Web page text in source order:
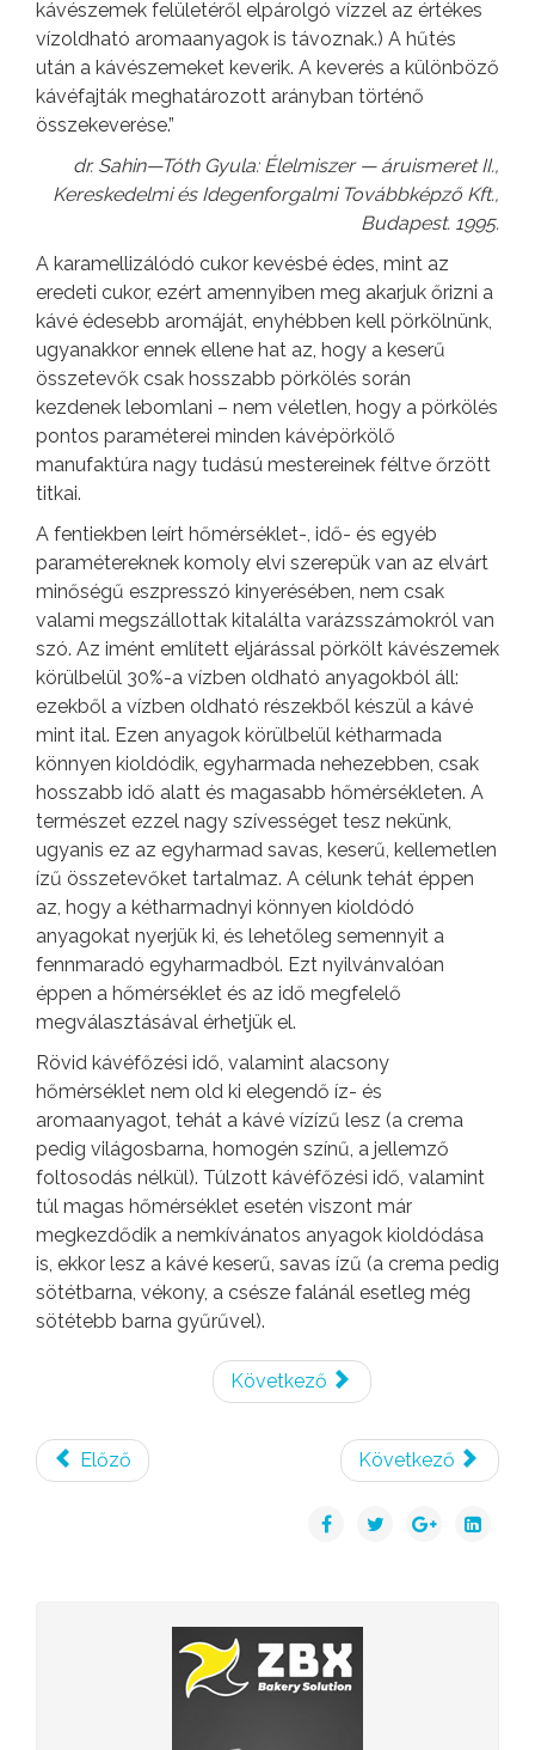
kávészemek felületéről elpárolgó vízzel az értékes
vízoldható aromaanyagok is távoznak.) A hűtés
után a kávészemeket keverik. A keverés a különböző
kávéfajták meghatározott arányban történő
összekeverése.”
dr. Sahin—Tóth Gyula: Élelmiszer — áruismeret II.,
Kereskedelmi és Idegenforgalmi Továbbképző Kft.,
Budapest. 1995.
A karamellizálódó cukor kevésbé édes, mint az
eredeti cukor, ezért amennyiben meg akarjuk őrizni a
kávé édesebb aromáját, enyhébben kell pörkölnünk,
ugyanakkor ennek ellene hat az, hogy a keserű
összetevők csak hosszabb pörkölés során
kezdenek lebomlani – nem véletlen, hogy a pörkölés
pontos paraméterei minden kávépörkölő
manufaktúra nagy tudású mestereinek féltve őrzött
titkai.
A fentiekben leírt hőmérséklet-, idő- és egyéb
paramétereknek komoly elvi szerepük van az elvárt
minőségű eszpresszó kinyerésében, nem csak
valami megszállottak kitalálta varázsszámokról van
szó. Az imént említett eljárással pörkölt kávészemek
körülbelül 30%-a vízben oldható anyagokból áll:
ezekből a vízben oldható részekből készül a kávé
mint ital. Ezen anyagok körülbelül kétharmada
könnyen kioldódik, egyharmada nehezebben, csak
hosszabb idő alatt és magasabb hőmérsékleten. A
természet ezzel nagy szívességet tesz nekünk,
ugyanis ez az egyharmad savas, keserű, kellemetlen
ízű összetevőket tartalmaz. A célunk tehát éppen
az, hogy a kétharmadnyi könnyen kioldódó
anyagokat nyerjük ki, és lehetőleg semennyit a
fennmaradó egyharmadból. Ezt nyilvánvalóan
éppen a hőmérséklet és az idő megfelelő
megválasztásával érhetjük el.
Rövid kávéfőzési idő, valamint alacsony
hőmérséklet nem old ki elegendő íz- és
aromaanyagot, tehát a kávé vízízű lesz (a crema
pedig világosbarna, homogén színű, a jellemző
foltosodás nélkül). Túlzott kávéfőzési idő, valamint
túl magas hőmérséklet esetén viszont már
megkezdődik a nemkívánatos anyagok kioldódása
is, ekkor lesz a kávé keserű, savas ízű (a crema pedig
sötétbarna, vékony, a csésze falánál esetleg még
sötétebb barna gyűrűvel).
Következő
Előző Következő